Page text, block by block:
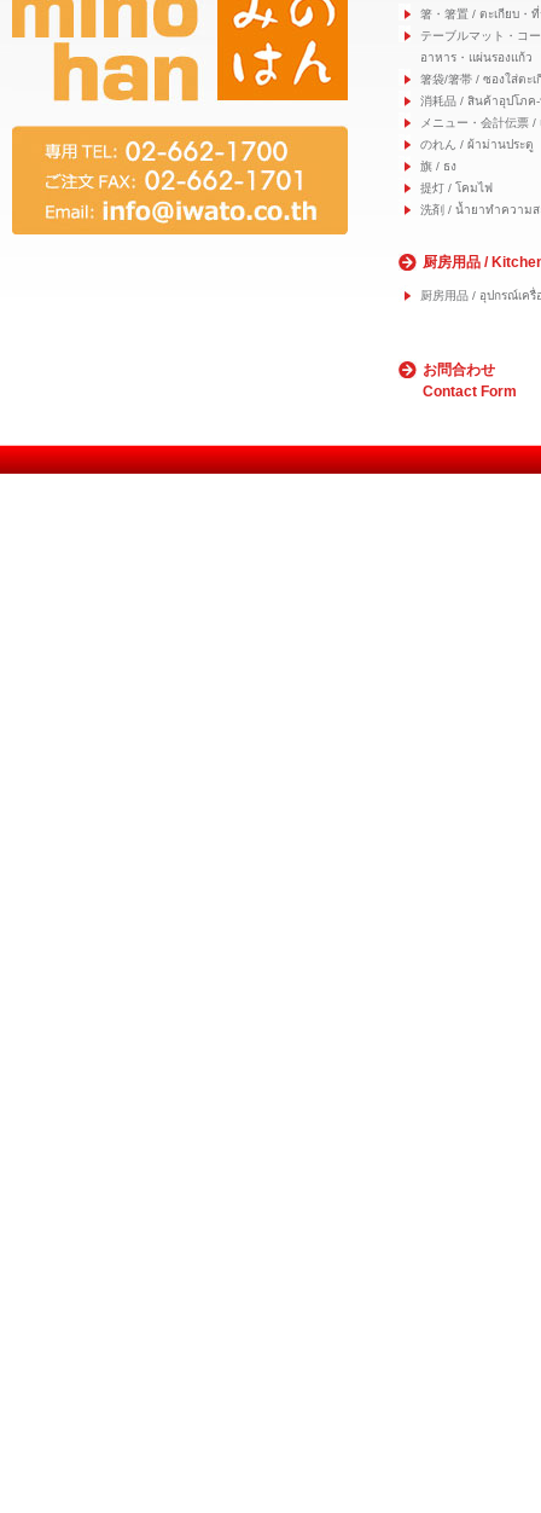
箸・箸置 / ตะเกียบ・
テーブルマット・コ
อาหาร・แผ่นรองแก้ว
箸袋/箸帯 / ซองใส่ตะเ
消耗品 / สินค้าอุปโภค
メニュー・会計伝票 /
のれん / ผ้าม่านประตู
旗 / ธง
提灯 / โคมไฟ
洗剤 / น้ำยาทำความ
厨房用品 /
厨房用品 / อุปกรณ์เครื่
お問合わせ
Contact Form